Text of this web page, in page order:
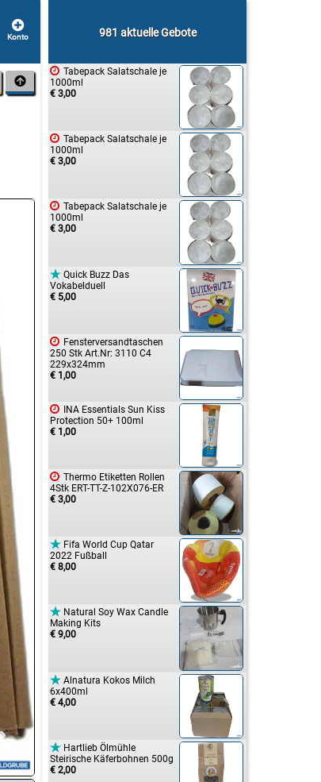

981 aktuelle Gebote
 Tabepack Salatschale je
1000ml
€ 3,00
 Tabepack Salatschale je
1000ml
€ 3,00
 Tabepack Salatschale je
1000ml
€ 3,00
 Quick Buzz Das
Vokabelduell
€ 5,00
 Fensterversandtaschen
250 Stk Art.Nr: 3110 C4
229x324mm
€ 1,00
 INA Essentials Sun Kiss
Protection 50+ 100ml
€ 1,00
 Thermo Etiketten Rollen
4Stk ERT-TT-Z-102X076-ER
€ 3,00
 Fifa World Cup Qatar
2022 Fußball
€ 8,00
 Natural Soy Wax Candle
Making Kits
€ 9,00
 Alnatura Kokos Milch
6x400ml
€ 4,00
 Hartlieb Ölmühle
Steirische Käferbohnen 500g
€ 2,00
